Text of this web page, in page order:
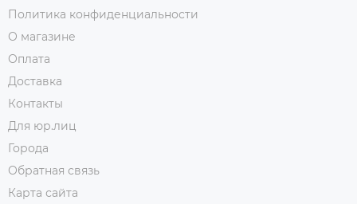
Политика конфиденциальности
О магазине
Оплата
Доставка
Контакты
Для юр.лиц
Города
Обратная связь
Карта сайта